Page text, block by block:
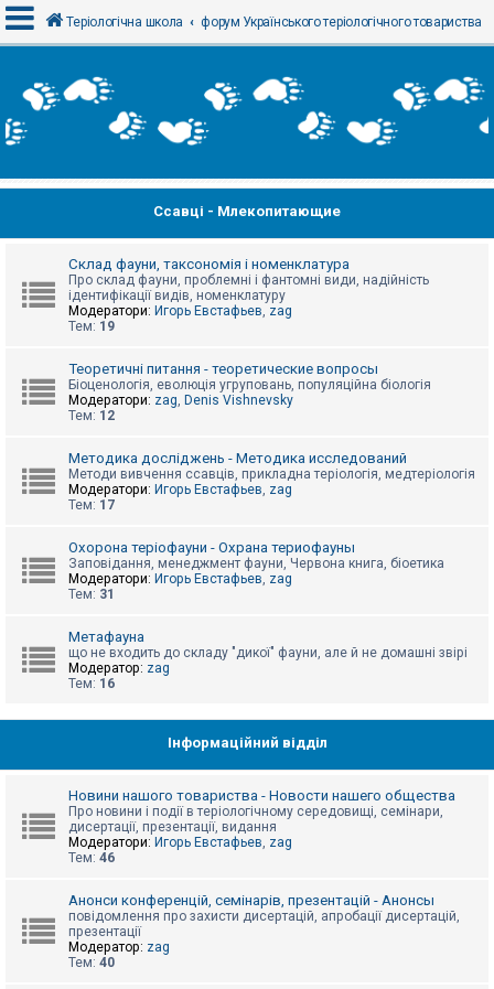
х
і
т
р
а
б
е
д
п
о
е
й
А
и
т
П
Теріологічна школа форум Українського теріологічного товариства
Ссавці - Млекопитающие
Склад фауни, таксономія і номенклатура
Про склад фауни, проблемні і фантомні види, надійність
ідентифікації видів, номенклатуру
Модератори: Игорь Евстафьев, zag
Тем: 19
Теоретичні питання - теоретические вопросы
Біоценологія, еволюція угруповань, популяційна біологія
Модератори: zag, Denis Vishnevsky
Тем: 12
Методика досліджень - Методика исследований
Методи вивчення ссавців, прикладна теріологія, медтеріологія
Модератори: Игорь Евстафьев, zag
Тем: 17
Охорона теріофауни - Охрана териофауны
Заповідання, менеджмент фауни, Червона книга, біоетика
Модератори: Игорь Евстафьев, zag
Тем: 31
Метафауна
що не входить до складу "дикої" фауни, але й не домашні звірі
Модератор: zag
Тем: 16
Інформаційний відділ
Новини нашого товариства - Новости нашего общества
Про новини і події в теріологічному середовищі, семінари,
дисертації, презентації, видання
Модератори: Игорь Евстафьев, zag
Тем: 46
Анонси конференцій, семінарів, презентацій - Анонсы
повідомлення про захисти дисертацій, апробації дисертацій,
презентації
Модератор: zag
Тем: 40